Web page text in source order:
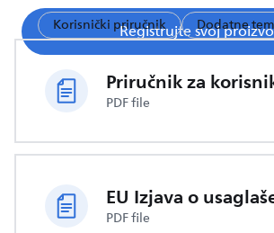
Registrujte svoj
Korisnički priručnik Dodatne
Priručnik za
PDF file
EU Izjava o
PDF file